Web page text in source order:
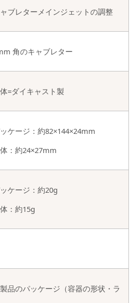
ブレターメインジェットの調整
角のキャブレター
=ダイキャスト製
ケージ：約82×144×24mm
：約24×27mm
ケージ：約20g
：約15g
製品のパッケージ（容器の形状・ラ